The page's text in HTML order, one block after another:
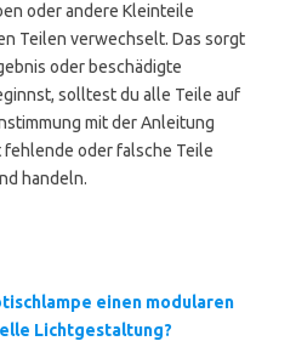
oder andere Kleinteile
Teilen verwechselt. Das sorgt
oder beschädigte
solltest du alle Teile auf
mit der Anleitung
oder falsche Teile
handeln.
einen modularen
Lichtgestaltung?